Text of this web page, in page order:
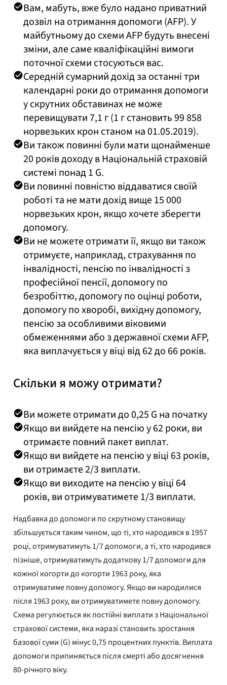
Вам, мабуть, вже було надано приватний
дозвіл на отримання допомоги (AFP). У
майбутньому до схеми AFP будуть внесені
зміни, але саме кваліфікаційні вимоги
поточної схеми стосуються вас.
Середній сумарний дохід за останні три
календарні роки до отримання допомоги
у скрутних обставинах не може
перевищувати 7,1 г (1 г становить 99 858
норвезьких крон станом на 01.05.2019).
Ви також повинні були мати щонайменше
20 років доходу в Національній страховій
системі понад 1 G.
Ви повинні повністю віддаватися своїй
роботі та не мати дохід вище 15 000
норвезьких крон, якщо хочете зберегти
допомогу.
Ви не можете отримати її, якщо ви також
отримуєте, наприклад, страхування по
інвалідності, пенсію по інвалідності з
професійної пенсії, допомогу по
безробіттю, допомогу по оцінці роботи,
допомогу по хворобі, вихідну допомогу,
пенсію за особливими віковими
обмеженнями або з державної схеми AFP,
яка виплачується у віці від 62 до 66 років.
Скільки я можу отримати?
Ви можете отримати до 0,25 G на початку
Якщо ви вийдете на пенсію у 62 роки, ви
отримаєте повний пакет виплат.
Якщо ви вийдете на пенсію у віці 63 років,
ви отримаєте 2/3 виплати.
Якщо ви виходите на пенсію у віці 64
років, ви отримуватимете 1/3 виплати.
Надбавка до допомоги по скрутному становищу
збільшується таким чином, що ті, хто народився в 1957
році, отримуватимуть 1/7 допомоги, а ті, хто народився
пізніше, отримуватимуть додаткову 1/7 допомоги для
кожної когорти до когорти 1963 року, яка
отримуватиме повну допомогу. Якщо ви народилися
після 1963 року, ви отримуватимете повну допомогу.
Схема регулюється як постійні виплати з Національної
страхової системи, яка наразі становить зростання
базової суми (G) мінус 0,75 процентних пунктів. Виплата
допомоги припиняється після смерті або досягнення
80-річного віку.